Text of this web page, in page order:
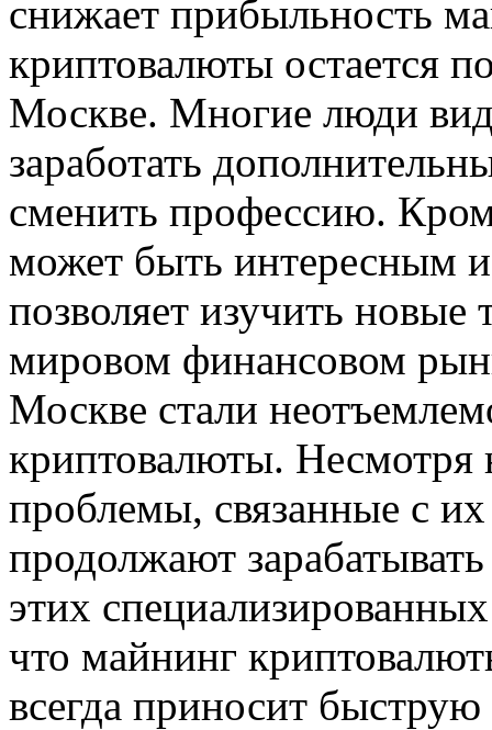
снижает прибыльность
криптовалюты остается
Москве. Многие люди
заработать
сменить профессию.
может быть интересным
позволяет изучить новые
мировом финансовом
Москве стали
криптовалюты. Несмотря
проблемы, связанные с
продолжают
этих
что майнинг
всегда приносит